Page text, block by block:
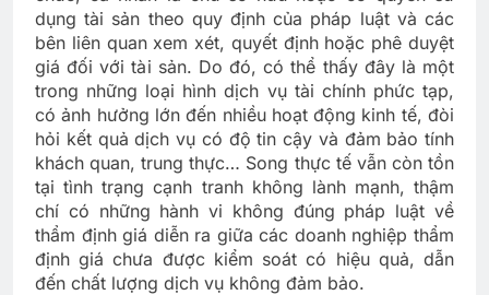
dụng tài sản theo quy định của pháp luật và các
bên liên quan xem xét, quyết định hoặc phê duyệt
giá đối với tài sản. Do đó, có thể thấy đây là một
trong những loại hình dịch vụ tài chính phức tạp,
có ảnh hưởng lớn đến nhiều hoạt động kinh tế, đòi
hỏi kết quả dịch vụ có độ tin cậy và đảm bảo tính
khách quan, trung thực… Song thực tế vẫn còn tồn
tại tình trạng cạnh tranh không lành mạnh, thậm
chí có những hành vi không đúng pháp luật về
thẩm định giá diễn ra giữa các doanh nghiệp thẩm
định giá chưa được kiểm soát có hiệu quả, dẫn
đến chất lượng dịch vụ không đảm bảo.